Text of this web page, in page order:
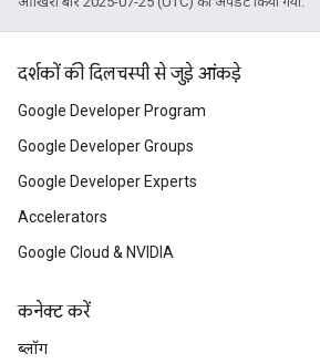
दर्शकों की दिलचस्पी से जुड़े आंकड़े
Google Developer Program
Google Developer Groups
Google Developer Experts
Accelerators
Google Cloud & NVIDIA
कनेक्ट करें
ब्लॉग